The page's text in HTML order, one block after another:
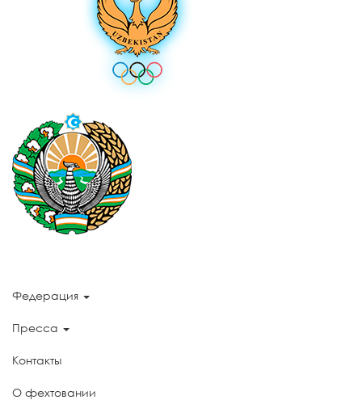
Федерация
Пресса
Контакты
О фехтовании